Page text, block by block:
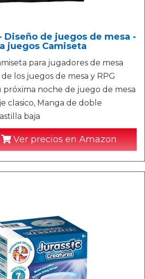
Diseño de juegos de mesa -
juegos Camiseta
para jugadores de mesa
los juegos de mesa y RPG
próxima noche de juego de mesa
clasico, Manga de doble
baja
Ver precios en Amazon